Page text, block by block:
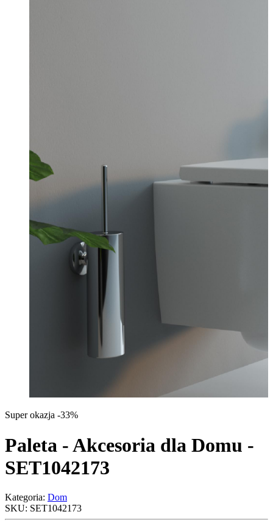
Super okazja -33%
Paleta - Akcesoria dla Domu -
SET1042173
Kategoria: Dom
SKU: SET1042173